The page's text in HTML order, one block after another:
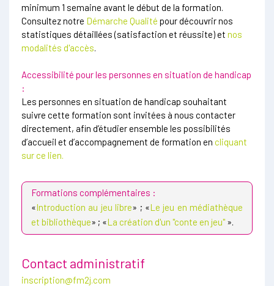
minimum 1 semaine avant le début de la formation.
Consultez notre Démarche Qualité pour découvrir nos
statistiques détaillées (satisfaction et réussite) et nos
modalités d'accès.
Accessibilité pour les personnes en situation de handicap
:
Les personnes en situation de handicap souhaitant
suivre cette formation sont invitées à nous contacter
directement, afin d’étudier ensemble les possibilités
d’accueil et d’accompagnement de formation en cliquant
sur ce lien.
Formations complémentaires :
«Introduction au jeu libre» ; «Le jeu en médiathèque
et bibliothèque» ; «La création d'un "conte en jeu" ».
Contact administratif
inscription@fm2j.com